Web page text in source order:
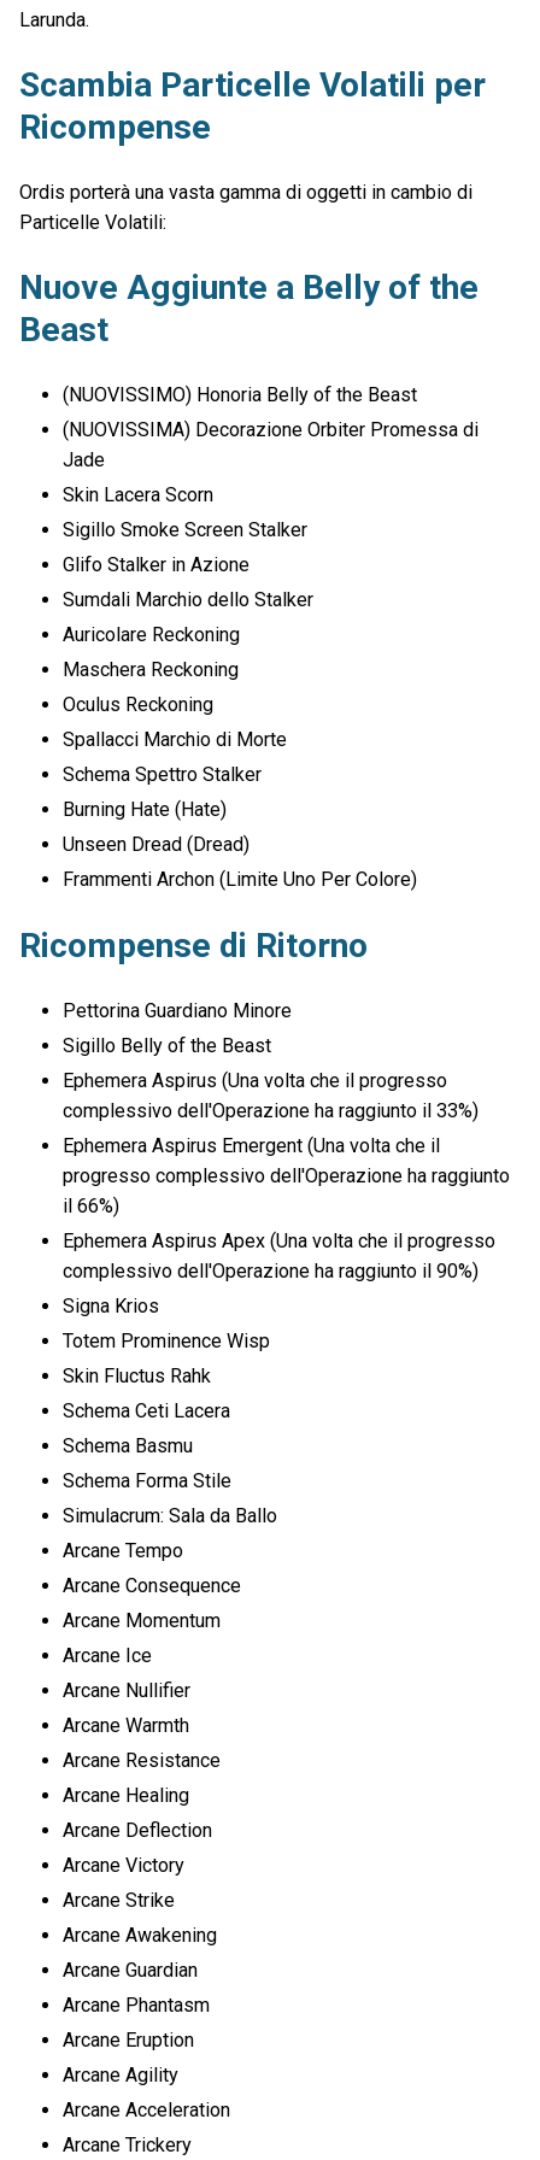
Larunda.
Scambia Particelle Volatili per
Ricompense
Ordis porterà una vasta gamma di oggetti in cambio di
Particelle Volatili:
Nuove Aggiunte a Belly of the
Beast
(NUOVISSIMO) Honoria Belly of the Beast
(NUOVISSIMA) Decorazione Orbiter Promessa di
Jade
Skin Lacera Scorn
Sigillo Smoke Screen Stalker
Glifo Stalker in Azione
Sumdali Marchio dello Stalker
Auricolare Reckoning
Maschera Reckoning
Oculus Reckoning
Spallacci Marchio di Morte
Schema Spettro Stalker
Burning Hate (Hate)
Unseen Dread (Dread)
Frammenti Archon (Limite Uno Per Colore)
Ricompense di Ritorno
Pettorina Guardiano Minore
Sigillo Belly of the Beast
Ephemera Aspirus (Una volta che il progresso
complessivo dell'Operazione ha raggiunto il 33%)
Ephemera Aspirus Emergent (Una volta che il
progresso complessivo dell'Operazione ha raggiunto
il 66%)
Ephemera Aspirus Apex (Una volta che il progresso
complessivo dell'Operazione ha raggiunto il 90%)
Signa Krios
Totem Prominence Wisp
Skin Fluctus Rahk
Schema Ceti Lacera
Schema Basmu
Schema Forma Stile
Simulacrum: Sala da Ballo
Arcane Tempo
Arcane Consequence
Arcane Momentum
Arcane Ice
Arcane Nullifier
Arcane Warmth
Arcane Resistance
Arcane Healing
Arcane Deflection
Arcane Victory
Arcane Strike
Arcane Awakening
Arcane Guardian
Arcane Phantasm
Arcane Eruption
Arcane Agility
Arcane Acceleration
Arcane Trickery